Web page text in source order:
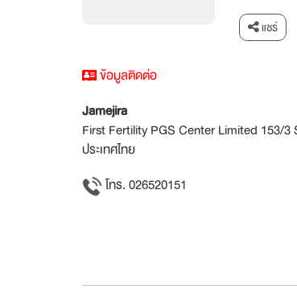
แชร์
ข้อมูลติดต่อ
Jamejira
First Fertility PGS Center Limited 153/
ประเทศไทย
โทร. 026520151